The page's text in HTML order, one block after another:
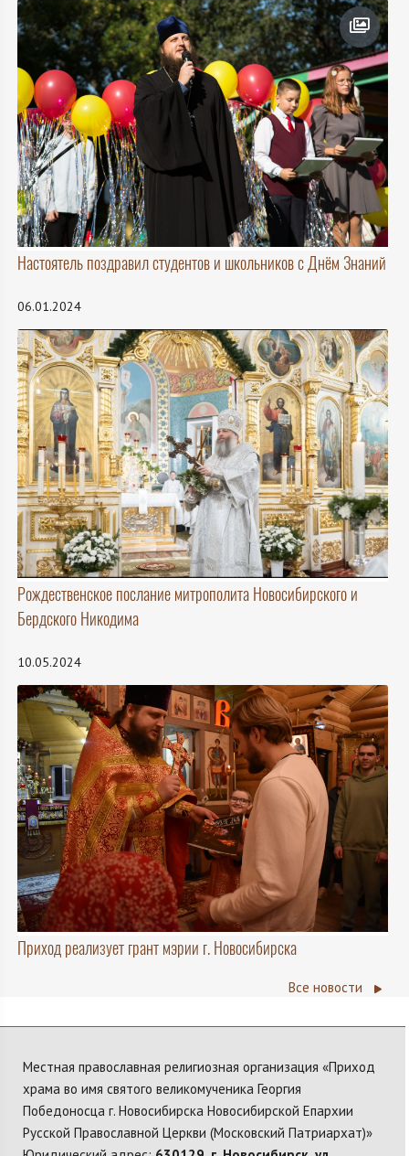
Настоятель поздравил студентов и школьников с Днём Знаний
06.01.2024
Рождественское послание митрополита Новосибирского и
Бердского Никодима
10.05.2024
Приход реализует грант мэрии г. Новосибирска
Все новости
Местная православная религиозная организация «Приход
храма во имя святого великомученика Георгия
Победоносца г. Новосибирска Новосибирской Епархии
Русской Православной Церкви (Московский Патриархат)»